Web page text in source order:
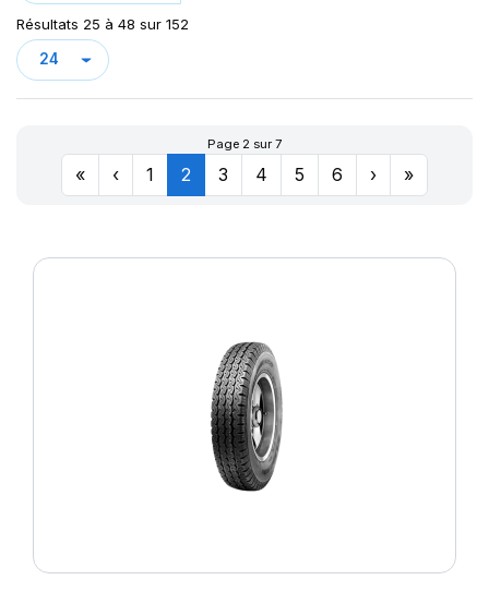
158/150
177
201
LLA08
LLF26
LLR666
LM11N
LMC4
LXC MASTER
Résultats 25 à 48 sur 152
Page 2 sur 7
« ‹ 1 2 3 4 5 6 › »